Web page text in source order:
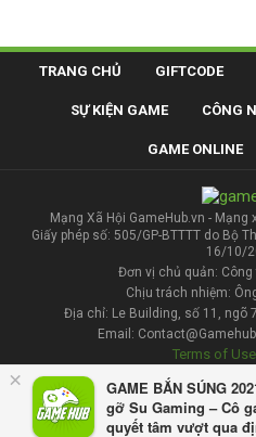
×
GAME BẮN SÚNG
gỡ Su Gaming – Cô
quyết tâm vượt qua
TRANG CHỦ GIFTCODE
SỰ KIỆN GAME CÔNG
GAME ONLINE
Mạng Xã Hội GameHub.vn -
Giấy phép số: 505/GP-BTTTT do Bộ
16/10/
Đơn vị chủ quản:
Chịu trách nhiệm:
Địa chỉ: Le Building, số 11, ngõ
Email:
Terms of
Liên hệ